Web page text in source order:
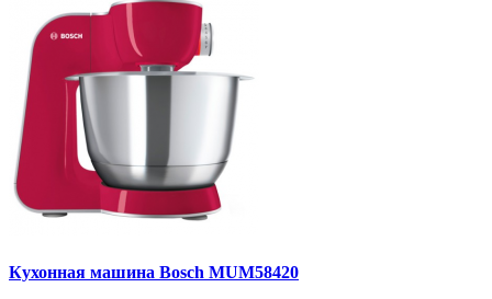
Кухонная машина Bosch MUM58420